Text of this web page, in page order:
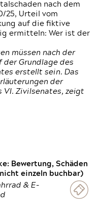
nach dem
25, Urteil vom
auf die fiktive
ermitteln: Wer ist der
müssen nach der
der Grundlage des
erstellt sein. Das
der
VI. Zivilsenates, zeigt
Bewertung, Schäden
einzeln buchbar)
& E-